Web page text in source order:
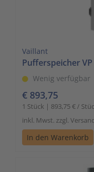
Vaillant
Pufferspeicher VP
Wenig verfügbar
€ 893,75
1 Stück | 893,75 € /
inkl. Mwst. zzgl.
In den Warenkorb